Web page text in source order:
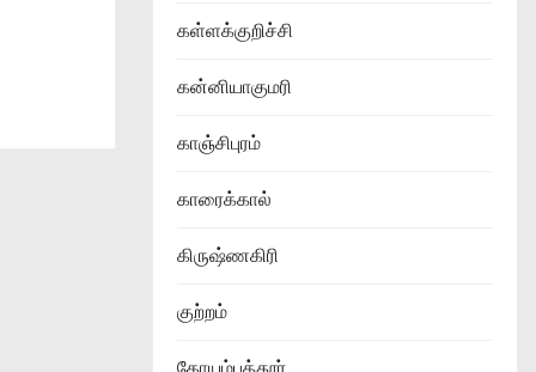
கள்ளக்குறிச்சி
கன்னியாகுமரி
காஞ்சிபுரம்
காரைக்கால்
கிருஷ்ணகிரி
குற்றம்